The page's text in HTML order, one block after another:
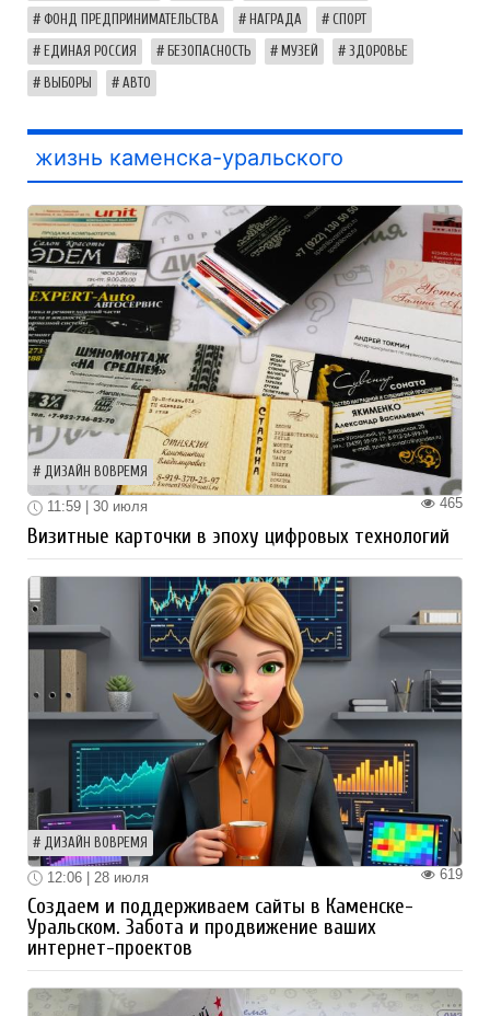
ФОНД ПРЕДПРИНИМАТЕЛЬСТВА НАГРАДА СПОРТ
ЕДИНАЯ РОССИЯ БЕЗОПАСНОСТЬ МУЗЕЙ ЗДОРОВЬЕ
ВЫБОРЫ АВТО
жизнь каменска-уральского
ДИЗАЙН ВОВРЕМЯ
465
11:59 | 30 июля
Визитные карточки в эпоху цифровых технологий
ДИЗАЙН ВОВРЕМЯ
619
12:06 | 28 июля
Создаем и поддерживаем сайты в Каменске-
Уральском. Забота и продвижение ваших
интернет-проектов